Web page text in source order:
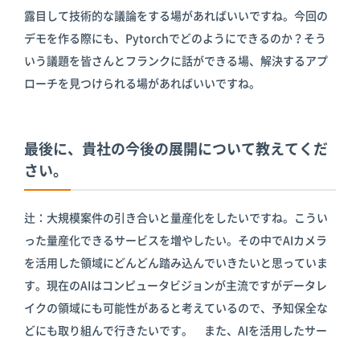
露目して技術的な議論をする場があればいいですね。今回の
デモを作る際にも、Pytorchでどのようにできるのか？そう
いう議題を皆さんとフランクに話ができる場、解決するアプ
ローチを見つけられる場があればいいですね。
最後に、貴社の今後の展開について教えてくだ
さい。
辻：大規模案件の引き合いと量産化をしたいですね。こうい
った量産化できるサービスを増やしたい。その中でAIカメラ
を活用した領域にどんどん踏み込んでいきたいと思っていま
す。現在のAIはコンピュータビジョンが主流ですがデータレ
イクの領域にも可能性があると考えているので、予知保全な
どにも取り組んで行きたいです。 また、AIを活用したサー